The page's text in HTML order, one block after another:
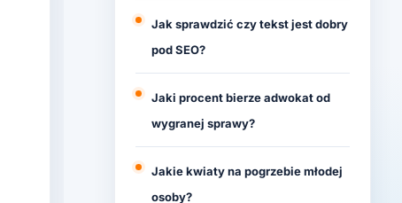
Jak sprawdzić czy tekst jest dobry
pod SEO?
Jaki procent bierze adwokat od
wygranej sprawy?
Jakie kwiaty na pogrzebie młodej
osoby?